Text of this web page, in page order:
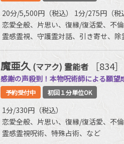
20分/5,500円（税込） 1分/275円（税
恋愛全般、片思い、復縁/復活愛、不
霊感霊視、守護霊対話、引き寄せ、
魔亜久 (マアク) 霊能者 ［834］
感謝の声殺到！本物呪術師による願望
予約受付中 初回１分単位OK
1分/330円（税込）
恋愛全般、片思い、復縁/復活愛、不
霊感霊視呪術、特殊占術、など